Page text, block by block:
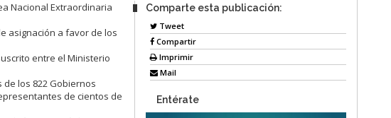
Nacional Extraordinaria
asignación a favor de los
entre el Ministerio
los 822 Gobiernos
de cientos de
Comparte esta publicación:
Tweet
Compartir
Imprimir
Mail
Entérate